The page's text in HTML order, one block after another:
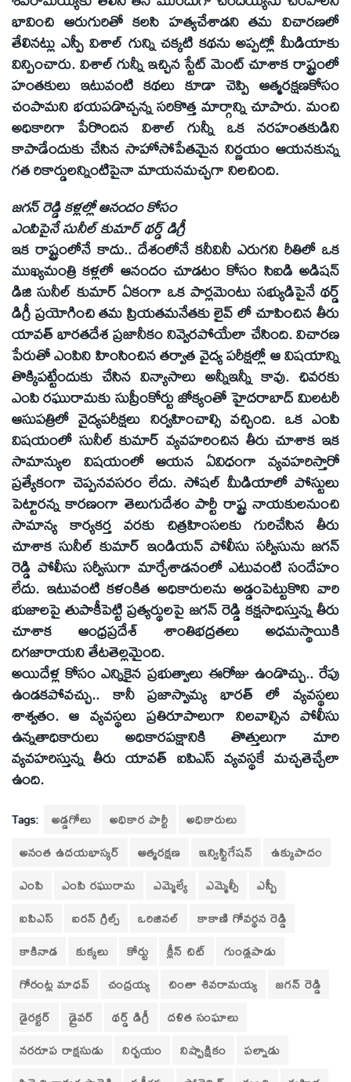
భావించి ఆరుగురితో కలసి హత్యచేశాడని తమ విచారణలో
తేలినట్లు ఎస్పీ విశాల్ గున్ని చక్కటి కథను అప్పట్లో మీడియాకు
విన్పించారు. విశాల్ గున్నీ ఇచ్చిన స్టేట్ మెంట్ చూశాక రాష్ట్రంలో
హంతకులు ఇటువంటి కథలు కూడా చెప్పి ఆత్మరక్షణకోసం
చంపామని భయపడొచ్చన్న సరికొత్త మార్గాన్ని చూపారు. మంచి
అధికారిగా పేరొందిన విశాల్ గున్నీ ఒక నరహంతకుడిని
కాపాడేందుకు చేసిన సాహోసోపేతమైన నిర్ణయం ఆయనకున్న
గత రికార్డులన్నింటిపైనా మాయనమచ్చగా నిలచింది.
జగన్ రెడ్డి కళ్లల్లో ఆనందం కోసం
ఎంపిపైనే సునీల్ కుమార్ థర్డ్ డిగ్రీ
ఇక రాష్ట్రంలోనే కాదు.. దేశంలోనే కనీవినీ ఎరుగని రీతిలో ఒక
ముఖ్యమంత్రి కళ్లలో ఆనందం చూడటం కోసం సిఐడి అడిషన్
డిజి సునీల్ కుమార్ ఏకంగా ఒక పార్లమెంటు సభ్యుడిపైనే థర్డ్
డిగ్రీ ప్రయోగించి తమ ప్రియతమనేతకు లైవ్ లో చూపించిన తీరు
యావత్ భారతదేశ ప్రజానీకం నివ్వెరపోయేలా చేసింది. విచారణ
పేరుతో ఎంపిని హింసించిన తర్వాత వైద్య పరీక్షల్లో ఆ విషయాన్ని
తొక్కిపట్టేందుకు చేసిన విన్యాసాలు అన్నీఇన్నీ కావు. ఛివరకు
ఎంపి రఘురామకు సుప్రీంకోర్టు జోక్యంతో హైదరాబాద్ మిలటరీ
ఆసుపత్రిలో వైద్యపరీక్షలు నిర్వహించాల్సి వచ్చింది. ఒక ఎంపి
విషయంలో సునీల్ కుమార్ వ్యవహరించిన తీరు చూశాక ఇక
సామాన్యుల విషయంలో ఆయన ఏవిధంగా వ్యవహరిస్తారో
ప్రత్యేకంగా చెప్పనవసరం లేదు. సోషల్ మీడియాలో పోస్టులు
పెట్టారన్న కారణంగా తెలుగుదేశం పార్టీ రాష్ట్ర నాయకులనుంచి
సామాన్య కార్యకర్త వరకు చిత్రహింసలకు గురిచేసిన తీరు
చూశాక సునీల్ కుమార్ ఇండియన్ పోలీసు సర్వీసును జగన్
రెడ్డి పోలీసు సర్వీసుగా మార్చేశాడనంలో ఎటువంటి సందేహం
లేదు. ఇటువంటి కళంకిత అధికారులను అడ్డంపెట్టుకొని వారి
భుజాలపై తుపాకీపెట్టి ప్రత్యర్థులపై జగన్ రెడ్డి కక్షసాధిస్తున్న తీరు
చూశాక ఆంధ్రప్రదేశ్ శాంతిభద్రతలు అధమస్థాయికి
దిగజారాయని తేటతెల్లమైంది.
అయిదేళ్ల కోసం ఎన్నికైన ప్రభుత్వాలు ఈరోజు ఉండొచ్చు.. రేపు
ఉండకపోవచ్చు.. కానీ ప్రజాస్వామ్య భారత్ లో వ్యవస్థలు
శాశ్వతం. ఆ వ్యవస్థలు ప్రతిరూపాలుగా నిలవాల్సిన పోలీసు
ఉన్నతాధికారులు అధికారపక్షానికి తొత్తులుగా మారి
వ్యవహరిస్తున్న తీరు యావత్ ఐపిఎస్ వ్యవస్థకే మచ్చతెచ్చేలా
ఉంది.
Tags: అడ్డగోలు అధికార పార్టీ
అధికారులు
అనంత ఉదయభాస్కర్
ఆత్మరక్షణ ఇన్విస్టిగేషన్
ఉక్కుపాదం
ఎంపి
ఎంపి రఘురామ ఎమ్మెల్యే ఎమ్మెల్సీ
ఎస్పీ
ఐపిఎస్‌
ఐరన్ గ్రిల్స్ ఒరిజినల్‌
కాకాణి గోవర్థన రెడ్డి
కాకినాడ
కుక్కలు కోర్టు క్లీన్‌ చిట్‌
గుండ్లపాడు
గోరంట్ల మాధవ్‌
చంద్రయ్య చింతా శివరామయ్య
జగన్ రెడ్డి
డైరక్టర్
డ్రైవర్ థర్డ్ డిగ్రీ
దళిత సంఘాలు
నరరూప రాక్షసుడు
నిర్బయం నిష్పాక్షికం
పల్నాడు